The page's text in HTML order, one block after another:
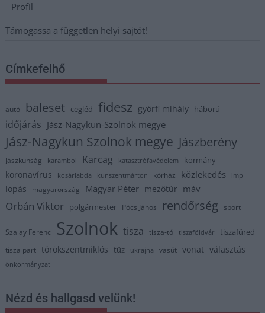
Profil
Támogassa a független helyi sajtót!
Címkefelhő
autó baleset cegléd fidesz györfi mihály háború
időjárás Jász-Nagykun-Szolnok megye
Jász-Nagykun Szolnok megye Jászberény
Jászkunság karambol Karcag katasztrófavédelem kormány
koronavírus kosárlabda kunszentmárton kórház közlekedés lmp
lopás magyarország Magyar Péter mezőtúr máv
Orbán Viktor polgármester Pócs János rendőrség sport
Szalay Ferenc Szolnok tisza tisza-tó tiszaföldvár tiszafüred
tisza part törökszentmiklós tűz ukrajna vasút vonat választás
önkormányzat
Nézd és hallgasd velünk!